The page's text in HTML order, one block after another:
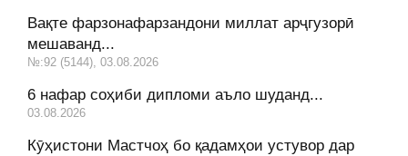
Вақте фарзонафарзандони миллат арҷгузорӣ
мешаванд...
№:92 (5144), 03.08.2026
6 нафар соҳиби дипломи аъло шуданд...
03.08.2026
Кӯҳистони Мастчоҳ бо қадамҳои устувор дар